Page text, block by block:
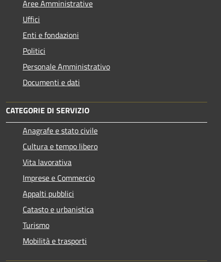
Aree Amministrative
Uffici
Enti e fondazioni
Politici
Personale Amministrativo
Documenti e dati
CATEGORIE DI SERVIZIO
Anagrafe e stato civile
Cultura e tempo libero
Vita lavorativa
Imprese e Commercio
Appalti pubblici
Catasto e urbanistica
Turismo
Mobilità e trasporti